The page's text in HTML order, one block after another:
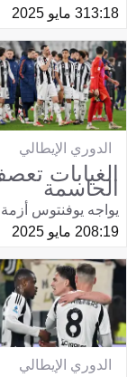
13:183 مايو 2025
الدوري الإيطالي
الغيابات
الحاسمة
يواجه يوفنتوس
08:192 مايو 2025
الدوري الإيطالي